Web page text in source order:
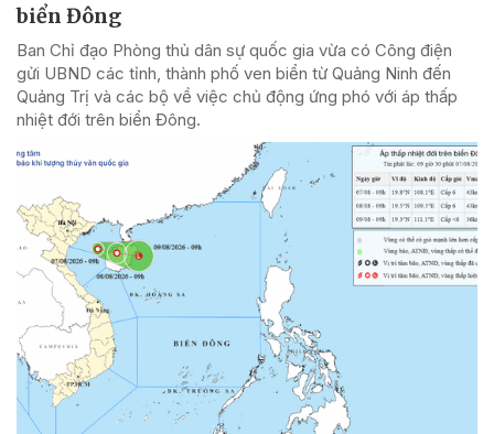
biển Đông
Ban Chỉ đạo Phòng thủ dân sự quốc gia vừa có Công điện
gửi UBND các tỉnh, thành phố ven biển từ Quảng Ninh đến
Quảng Trị và các bộ về việc chủ động ứng phó với áp thấp
nhiệt đới trên biển Đông.